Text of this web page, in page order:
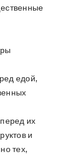
едой,
их
и
тех,